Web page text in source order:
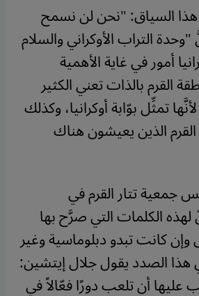
السياق: "نحن لن نسمح
التراب الأوكراني والسلام
أمور في غاية الأهمية
القرم بالذات تعني الكثير
تمثِّل بوّابة أوكرانيا، وكذلك
الذين يعيشون هناك
جمعية تتار القرم في
الكلمات التي صرَّح بها
وإن كانت تبدو دبلوماسية وغير
هذا الصدد يقول جلال إيتشين:
عليها أن تلعب دورًا فعّالاً في